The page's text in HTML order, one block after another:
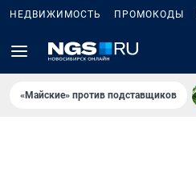
НЕДВИЖИМОСТЬ ПРОМОКОДЫ
«Майские» против подставщиков